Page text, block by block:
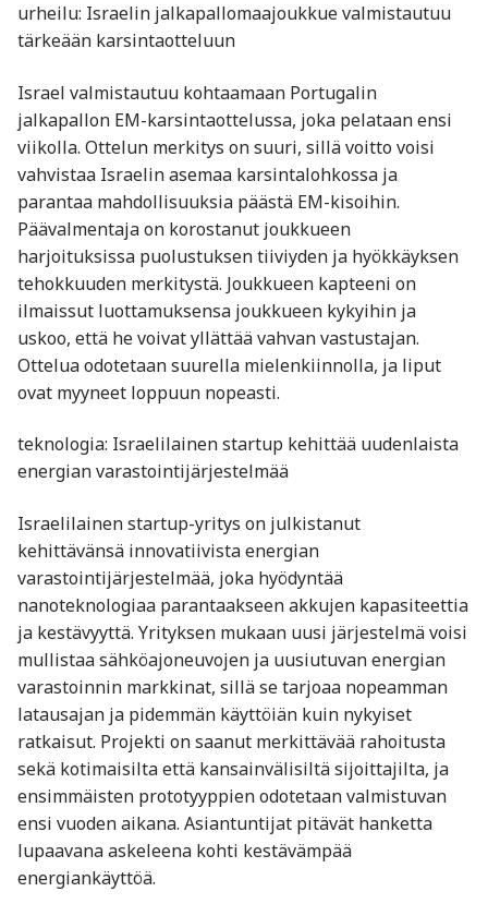
urheilu: Israelin jalkapallomaajoukkue valmistautuu
tärkeään karsintaotteluun
Israel valmistautuu kohtaamaan Portugalin
jalkapallon EM-karsintaottelussa, joka pelataan ensi
viikolla. Ottelun merkitys on suuri, sillä voitto voisi
vahvistaa Israelin asemaa karsintalohkossa ja
parantaa mahdollisuuksia päästä EM-kisoihin.
Päävalmentaja on korostanut joukkueen
harjoituksissa puolustuksen tiiviyden ja hyökkäyksen
tehokkuuden merkitystä. Joukkueen kapteeni on
ilmaissut luottamuksensa joukkueen kykyihin ja
uskoo, että he voivat yllättää vahvan vastustajan.
Ottelua odotetaan suurella mielenkiinnolla, ja liput
ovat myyneet loppuun nopeasti.
teknologia: Israelilainen startup kehittää uudenlaista
energian varastointijärjestelmää
Israelilainen startup-yritys on julkistanut
kehittävänsä innovatiivista energian
varastointijärjestelmää, joka hyödyntää
nanoteknologiaa parantaakseen akkujen kapasiteettia
ja kestävyyttä. Yrityksen mukaan uusi järjestelmä voisi
mullistaa sähköajoneuvojen ja uusiutuvan energian
varastoinnin markkinat, sillä se tarjoaa nopeamman
latausajan ja pidemmän käyttöiän kuin nykyiset
ratkaisut. Projekti on saanut merkittävää rahoitusta
sekä kotimaisilta että kansainvälisiltä sijoittajilta, ja
ensimmäisten prototyyppien odotetaan valmistuvan
ensi vuoden aikana. Asiantuntijat pitävät hanketta
lupaavana askeleena kohti kestävämpää
energiankäyttöä.